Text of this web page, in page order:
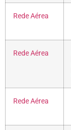
Rede Aérea
Rede Aérea
Rede Aérea